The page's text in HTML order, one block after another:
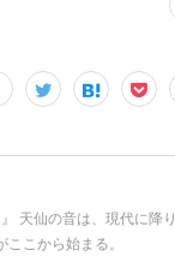
天仙の音は、現代に降り
こから始まる。